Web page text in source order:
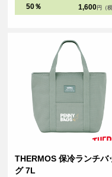
50％ 1,600 円（
THERMOS 保冷ランチバ
グ 7L